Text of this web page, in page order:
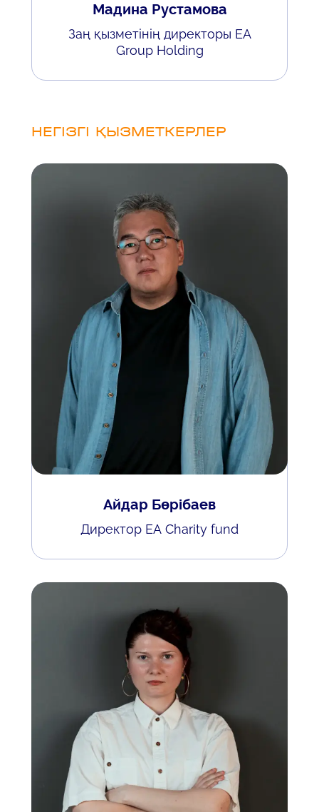
Мадина Рустамова
Заң қызметінің директоры EA
Group Holding
НЕГІЗГІ ҚЫЗМЕТКЕРЛЕР
Айдар Бөрібаев
Директор EA Charity fund